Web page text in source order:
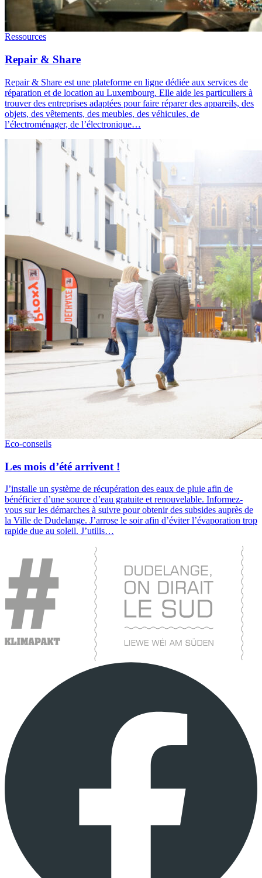
Ressources
Repair & Share
Repair & Share est une plateforme en ligne dédiée aux services de
réparation et de location au Luxembourg. Elle aide les particuliers à
trouver des entreprises adaptées pour faire réparer des appareils, des
objets, des vêtements, des meubles, des véhicules, de
l’électroménager, de l’électronique…
Eco-conseils
Les mois d’été arrivent !
J’installe un système de récupération des eaux de pluie afin de
bénéficier d’une source d’eau gratuite et renouvelable. Informez-
vous sur les démarches à suivre pour obtenir des subsides auprès de
la Ville de Dudelange. J’arrose le soir afin d’éviter l’évaporation trop
rapide due au soleil. J’utilis…